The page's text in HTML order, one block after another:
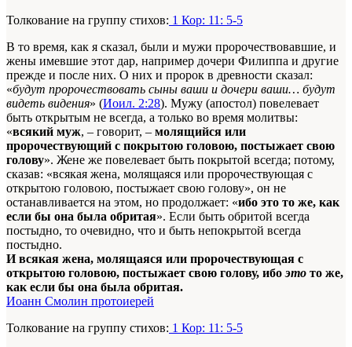
Толкование на группу стихов: 1 Кор: 11: 5-5
В то время, как я сказал, были и мужи пророчествовавшие, и
жены имевшие этот дар, например дочери Филиппа и другие
прежде и после них. О них и пророк в древности сказал:
«будут пророчествовать сыны ваши и дочери ваши… будут
видеть видения» (Иоил. 2:28). Мужу (апостол) повелевает
быть открытым не всегда, а только во время молитвы:
«всякий муж, – говорит, – молящийся или
пророчествующий с покрытою головою, постыжает свою
голову». Жене же повелевает быть покрытой всегда; потому,
сказав: «всякая жена, молящаяся или пророчествующая с
открытою головою, постыжает свою голову», он не
останавливается на этом, но продолжает: «ибо это то же, как
если бы она была обритая». Если быть обритой всегда
постыдно, то очевидно, что и быть непокрытой всегда
постыдно.
И всякая жена, молящаяся или пророчествующая с
открытою головою, постыжает свою голову, ибоэто то же,
как если бы она была обритая.
Иоанн Смолин протоиерей
Толкование на группу стихов: 1 Кор: 11: 5-5